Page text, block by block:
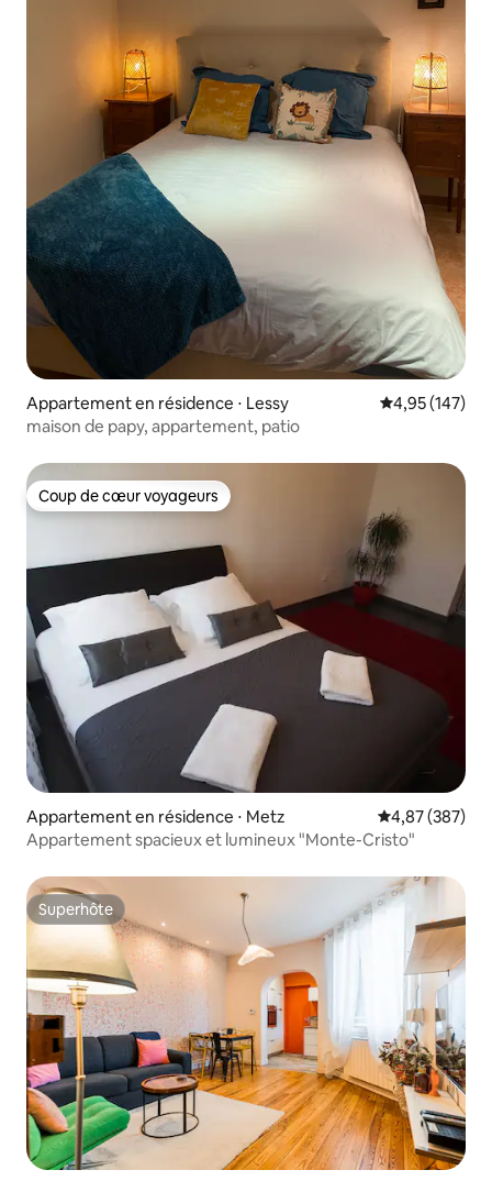
Appartement en résidence ⋅ Lessy Évaluation
4,95 (147)
maison de papy, appartement, patio
Coup de cœur voyageurs
Coup de cœur voyageurs
Appartement en résidence ⋅ Metz Évaluation
4,87 (387)
Appartement spacieux et lumineux "Monte-Cristo"
Superhôte
Superhôte